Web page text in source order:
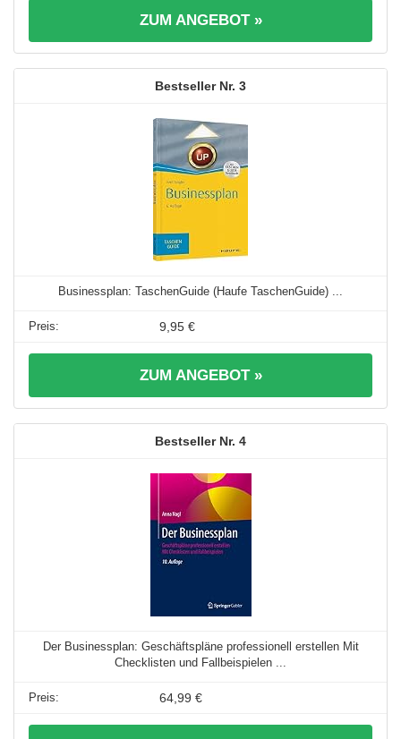
ZUM ANGEBOT »
3
Businessplan: TaschenGuide (Haufe TaschenGuide) ...
9,95 €
ZUM ANGEBOT »
4
Der Businessplan: Geschäftspläne professionell erstellen Mit
Checklisten und Fallbeispielen ...
64,99 €